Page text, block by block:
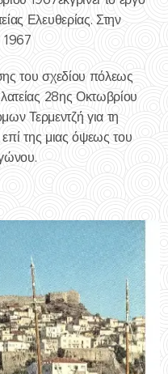
Ελευθερίας. Στην
1967
του σχεδίου πόλεως
28ης Οκτωβρίου
Τερμεντζή για τη
επί της μιας όψεως του